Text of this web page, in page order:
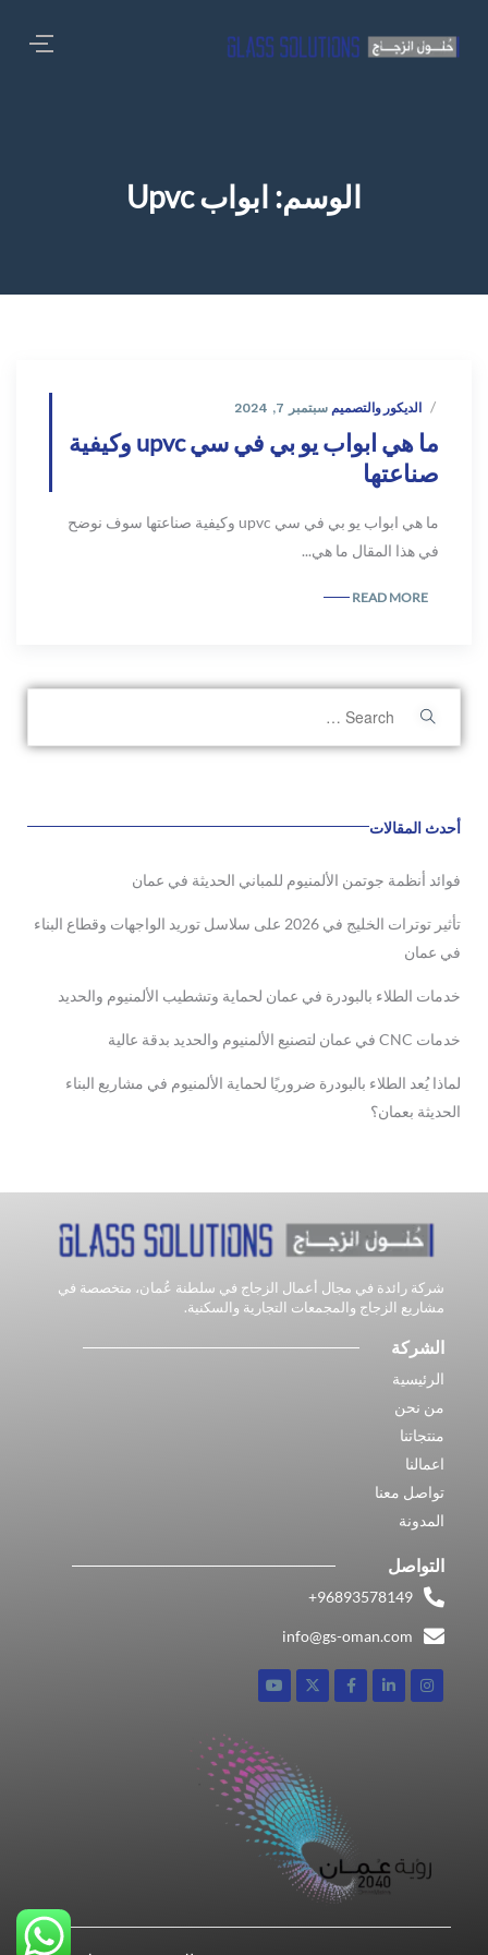
الوسم: ابواب Upvc
الديكور والتصميم سبتمبر 7, 2024
ما هي ابواب يو بي في سي upvc وكيفية
صناعتها
ما هي ابواب يو بي في سي upvc وكيفية صناعتها سوف نوضح
في هذا المقال ما هي...
READ MORE
أحدث المقالات
فوائد أنظمة جوتمن الألمنيوم للمباني الحديثة في عمان
تأثير توترات الخليج في 2026 على سلاسل توريد الواجهات وقطاع البناء
في عمان
خدمات الطلاء بالبودرة في عمان لحماية وتشطيب الألمنيوم والحديد
خدمات CNC في عمان لتصنيع الألمنيوم والحديد بدقة عالية
لماذا يُعد الطلاء بالبودرة ضروريًا لحماية الألمنيوم في مشاريع البناء
الحديثة بعمان؟
شركة رائدة في مجال أعمال الزجاج في سلطنة عُمان، متخصصة في
مشاريع الزجاج والمجمعات التجارية والسكنية.
الشركة
الرئيسية
من نحن
منتجاتنا
اعمالنا
تواصل معنا
المدونة
التواصل
96893578149​+
info@gs-oman.com